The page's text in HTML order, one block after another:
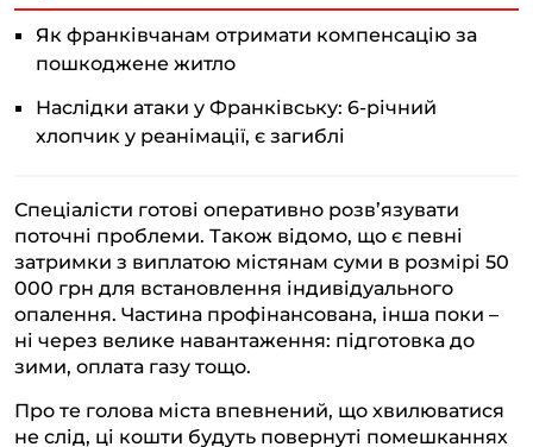
Як франківчанам отримати компенсацію за
пошкоджене житло
Наслідки атаки у Франківську: 6-річний
хлопчик у реанімації, є загиблі
Спеціалісти готові оперативно розв’язувати
поточні проблеми. Також відомо, що є певні
затримки з виплатою містянам суми в розмірі 50
000 грн для встановлення індивідуального
опалення. Частина профінансована, інша поки –
ні через велике навантаження: підготовка до
зими, оплата газу тощо.
Про те голова міста впевнений, що хвилюватися
не слід, ці кошти будуть повернуті помешканнях